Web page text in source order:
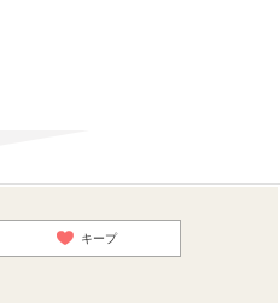
キープ